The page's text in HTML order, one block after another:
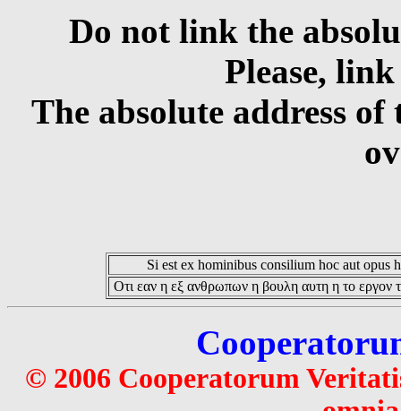
Do not link the
Please,
The absolute address
Si est ex hominibus consilium hoc aut opus
Οτι εαν η εξ ανθρωπων η βουλη αυτη η το εργον
© 2006 Cooperatorum